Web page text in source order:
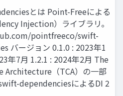
とは Point-Freeによる
Injection）ライブラリ。
pointfreeco/swift-
バージョン 0.1.0 : 2023年1
年7月 1.2.1 : 2024年2月 The
Architecture（TCA）の一部
dependenciesによるDI 2